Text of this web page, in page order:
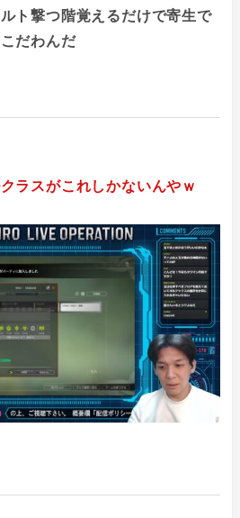
ト撃つ階覚えるだけで寄生で
だわんだ
ラスがこれしかないんやｗ